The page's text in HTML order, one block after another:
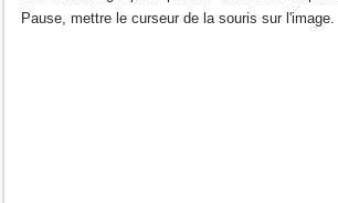
Pause, mettre le curseur de la souris sur l'image.